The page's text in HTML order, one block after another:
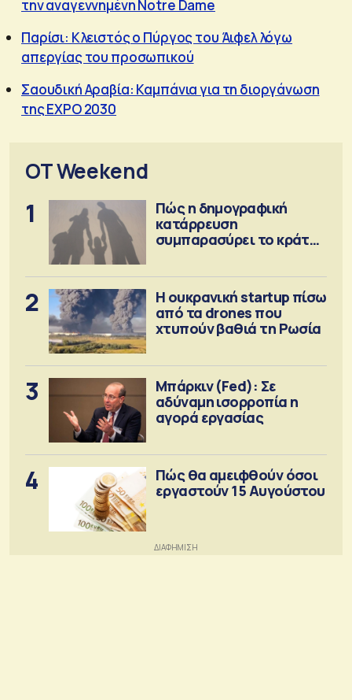
την αναγεννημένη Notre Dame
Παρίσι: Κλειστός ο Πύργος του Άιφελ λόγω
απεργίας του προσωπικού
Σαουδική Αραβία: Καμπάνια για τη διοργάνωση
της EXPO 2030
OT Weekend
1
Πώς η δημογραφική
κατάρρευση
συμπαρασύρει το κράτος
2
Η ουκρανική startup πίσω
από τα drones που
χτυπούν βαθιά τη Ρωσία
3
Μπάρκιν (Fed): Σε
αδύναμη ισορροπία η
αγορά εργασίας
4
Πώς θα αμειφθούν όσοι
εργαστούν 15 Αυγούστου